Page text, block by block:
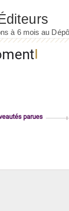
parues